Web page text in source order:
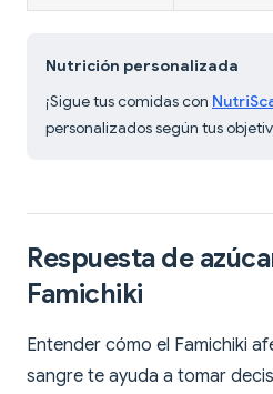
Nutrición personalizada
¡Sigue tus comidas con
personalizados según tus
Respuesta de
Famichiki
Entender cómo el Famichiki
sangre te ayuda a tomar